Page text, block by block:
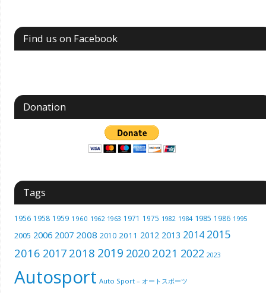
Find us on Facebook
Donation
Tags
1956 1958 1959 1960 1962 1963 1971 1975 1982 1984 1985 1986 1995
2005 2006 2007 2008 2010 2011 2012 2013 2014 2015
2016 2017 2018 2019 2020 2021 2022 2023
Autosport Auto Sport – オートスポーツ